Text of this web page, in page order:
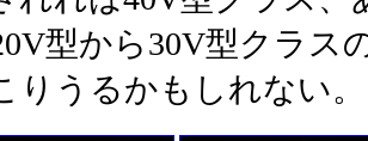
型から30V型クラス
りうるかもしれない。